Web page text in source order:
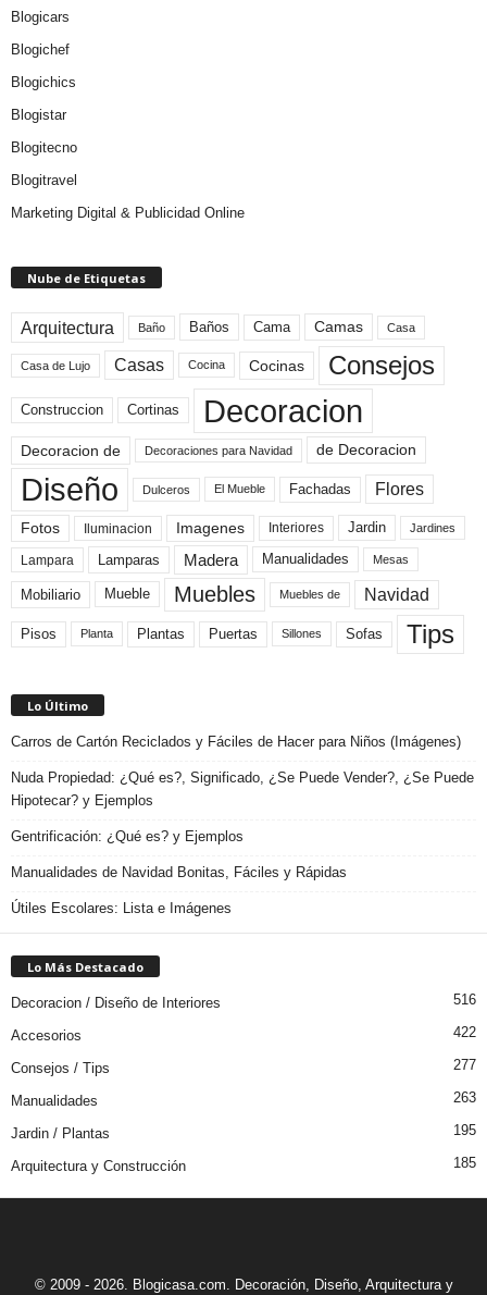
Blogicars
Blogichef
Blogichics
Blogistar
Blogitecno
Blogitravel
Marketing Digital & Publicidad Online
Nube de Etiquetas
Arquitectura Baño Baños Cama Camas Casa
Casa de Lujo Casas Cocina Cocinas Consejos
Construccion Cortinas Decoracion
Decoracion de Decoraciones para Navidad de Decoracion
Diseño Dulceros El Mueble Fachadas Flores
Fotos Iluminacion Imagenes Interiores Jardin Jardines
Lampara Lamparas Madera Manualidades Mesas
Mobiliario Mueble Muebles Muebles de Navidad
Pisos Planta Plantas Puertas Sillones Sofas Tips
Lo Último
Carros de Cartón Reciclados y Fáciles de Hacer para Niños (Imágenes)
Nuda Propiedad: ¿Qué es?, Significado, ¿Se Puede Vender?, ¿Se Puede
Hipotecar? y Ejemplos
Gentrificación: ¿Qué es? y Ejemplos
Manualidades de Navidad Bonitas, Fáciles y Rápidas
Útiles Escolares: Lista e Imágenes
Lo Más Destacado
Decoracion / Diseño de Interiores 516
Accesorios 422
Consejos / Tips 277
Manualidades 263
Jardin / Plantas 195
Arquitectura y Construcción 185
© 2009 - 2026. Blogicasa.com. Decoración, Diseño, Arquitectura y